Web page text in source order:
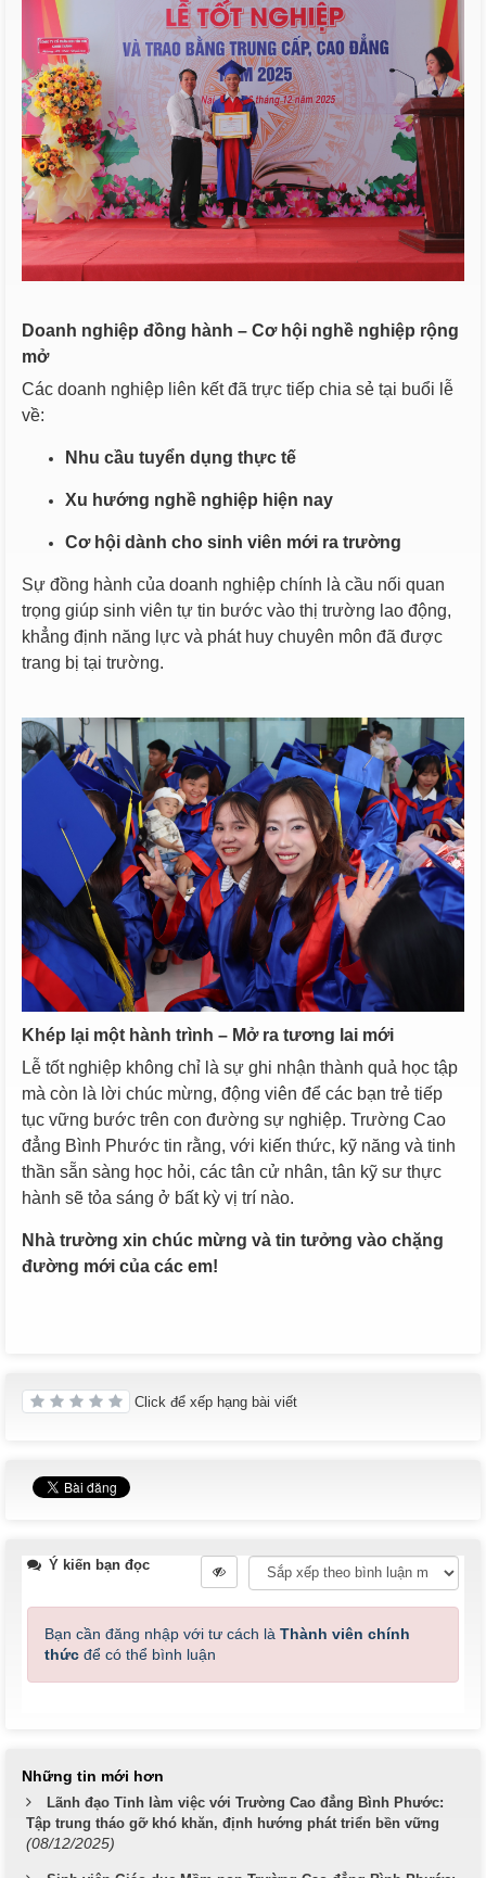
Doanh nghiệp đồng hành – Cơ hội nghề nghiệp rộng
mở
Các doanh nghiệp liên kết đã trực tiếp chia sẻ tại buổi lễ
về:
Nhu cầu tuyển dụng thực tế
Xu hướng nghề nghiệp hiện nay
Cơ hội dành cho sinh viên mới ra trường
Sự đồng hành của doanh nghiệp chính là cầu nối quan
trọng giúp sinh viên tự tin bước vào thị trường lao động,
khẳng định năng lực và phát huy chuyên môn đã được
trang bị tại trường.
Khép lại một hành trình – Mở ra tương lai mới
Lễ tốt nghiệp không chỉ là sự ghi nhận thành quả học tập
mà còn là lời chúc mừng, động viên để các bạn trẻ tiếp
tục vững bước trên con đường sự nghiệp. Trường Cao
đẳng Bình Phước tin rằng, với kiến thức, kỹ năng và tinh
thần sẵn sàng học hỏi, các tân cử nhân, tân kỹ sư thực
hành sẽ tỏa sáng ở bất kỳ vị trí nào.
Nhà trường xin chúc mừng và tin tưởng vào chặng
đường mới của các em!
Click để xếp hạng bài viết
Ý kiến bạn đọc
Bạn cần đăng nhập với tư cách là Thành viên chính
thức để có thể bình luận
Những tin mới hơn
Lãnh đạo Tỉnh làm việc với Trường Cao đẳng Bình Phước:
Tập trung tháo gỡ khó khăn, định hướng phát triển bền vững
(08/12/2025)